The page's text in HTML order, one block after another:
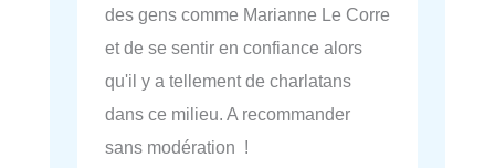
des gens comme Marianne Le Corre
et de se sentir en confiance alors
qu'il y a tellement de charlatans
dans ce milieu. A recommander
sans modération !